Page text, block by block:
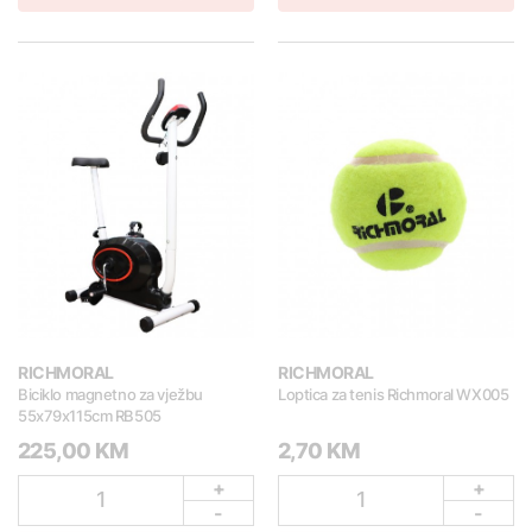
RICHMORAL
Biciklo magnetno za vježbu
55x79x115cm RB505
225,00 KM
1
+
-
RICHMORAL
Loptica za tenis Richmoral WX005
2,70 KM
1
+
-